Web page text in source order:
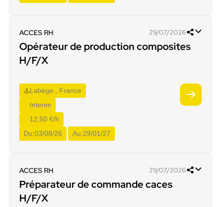
ACCES RH 29/07/2026
Opérateur de production composites
H/F/X
Labège , France
Interim
12,50 €/h
Du:03/08/26 Au:29/01/27
ACCES RH 29/07/2026
Préparateur de commande caces
H/F/X